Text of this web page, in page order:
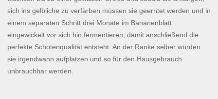
sich ins gelbliche zu verfärben müssen sie geerntet werden und in
einem separaten Schritt drei Monate im Bananenblatt
eingewickelt vor sich hin fermentieren, damit anschließend die
perfekte Schotenqualität entsteht. An der Ranke selber würden
sie irgendwann aufplatzen und so für den Hausgebrauch
unbrauchbar werden.